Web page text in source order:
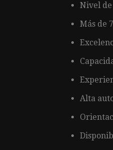
Nivel
Más de
Alta